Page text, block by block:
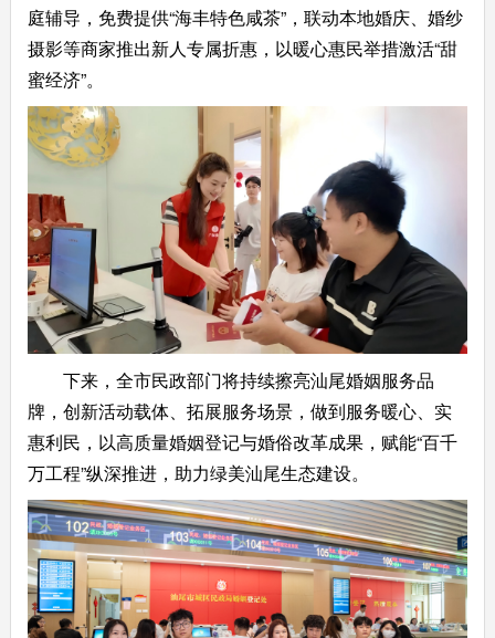
庭辅导，免费提供“海丰特色咸茶”，联动本地婚庆、婚纱
摄影等商家推出新人专属折惠，以暖心惠民举措激活“甜
蜜经济”。
下来，全市民政部门将持续擦亮汕尾婚姻服务品
牌，创新活动载体、拓展服务场景，做到服务暖心、实
惠利民，以高质量婚姻登记与婚俗改革成果，赋能“百千
万工程”纵深推进，助力绿美汕尾生态建设。